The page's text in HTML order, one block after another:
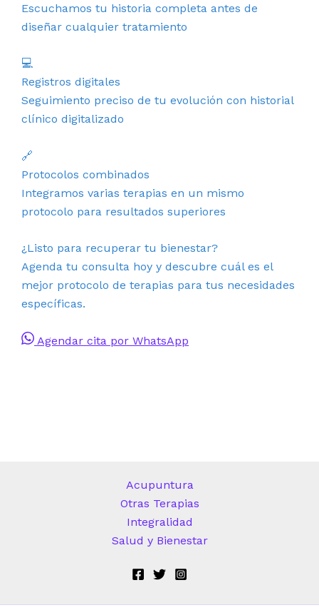
Escuchamos tu historia completa antes de
diseñar cualquier tratamiento
💻
Registros digitales
Seguimiento preciso de tu evolución con historial
clínico digitalizado
🔗
Protocolos combinados
Integramos varias terapias en un mismo
protocolo para resultados superiores
¿Listo para recuperar tu bienestar?
Agenda tu consulta hoy y descubre cuál es el
mejor protocolo de terapias para tus necesidades
específicas.
Agendar cita por WhatsApp
Acupuntura
Otras Terapias
Integralidad
Salud y Bienestar